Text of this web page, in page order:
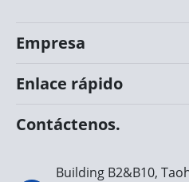
Empresa
Enlace rápido
Contáctenos.
Building B2&B10,